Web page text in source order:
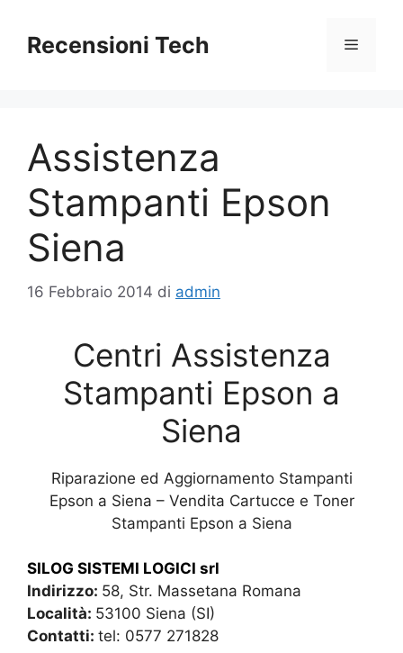
contenuto
Recensioni Tech Menu
Assistenza
Stampanti Epson
Siena
16 Febbraio 2014 di admin
Centri Assistenza
Stampanti Epson a
Siena
Riparazione ed Aggiornamento Stampanti
Epson a Siena – Vendita Cartucce e Toner
Stampanti Epson a Siena
SILOG SISTEMI LOGICI srl
Indirizzo: 58, Str. Massetana Romana
Località: 53100 Siena (SI)
Contatti: tel: 0577 271828